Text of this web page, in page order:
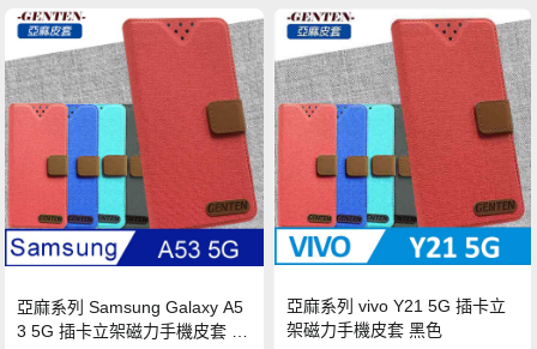
亞麻系列 Samsung Galaxy A5
3 5G 插卡立架磁力手機皮套 藍
亞麻系列 vivo Y21 5G 插卡立
架磁力手機皮套 黑色